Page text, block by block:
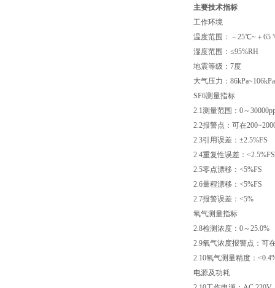
主要技术指标
工作环境
温度范围：－25℃~＋65
湿度范围：≤95%RH
地震等级：7度
大气压力：86kPa~106kPa
SF6测量指标
2.1测量范围：0～
2.2报警点：可在
2.3引用误差：±2.5%FS
2.4重复性误差：<2.5%FS
2.5零点漂移：<5%FS
2.6量程漂移：<5%FS
2.7报警误差：<5%
氧气测量指标
2.8检测浓度：0～25.0%
2.9氧气浓度报警点：可
2.10氧气测量精度：
电源及功耗